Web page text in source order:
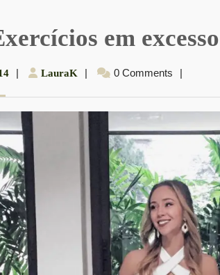
em excesso
27
2014
| LauraK LauraK
| 0 Comments |